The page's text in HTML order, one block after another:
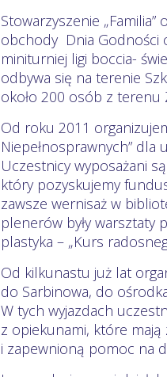
Stowarzyszenie
obchody Dnia Godności
miniturniej ligi boccia-
odbywa się na terenie
około 200 osób z terenu
Od roku 2011
Niepełnosprawnych” dla
Uczestnicy wyposażani
który pozyskujemy
zawsze wernisaż w
plenerów były
plastyka – „Kurs
Od kilkunastu już lat
do Sarbinowa, do
W tych wyjazdach
z opiekunami, które mają
i zapewnioną pomoc na